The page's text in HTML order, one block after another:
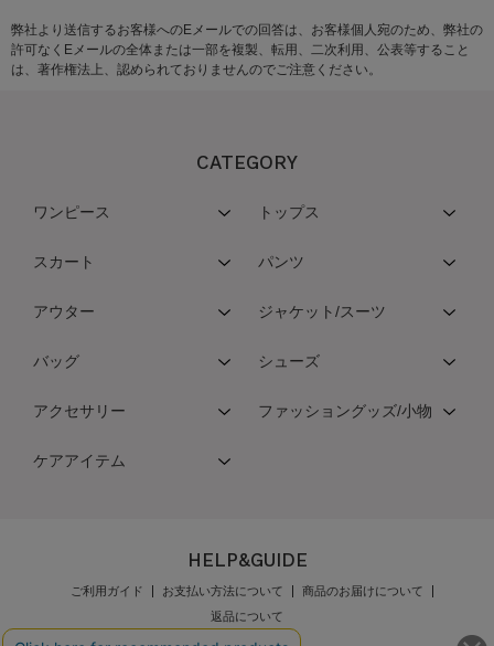
弊社より送信するお客様へのEメールでの回答は、お客様個人宛のため、弊社の
許可なくEメールの全体または一部を複製、転用、二次利用、公表等すること
は、著作権法上、認められておりませんのでご注意ください。
CATEGORY
ワンピース トップス
スカート パンツ
アウター ジャケット/スーツ
バッグ シューズ
アクセサリー ファッショングッズ/小物
ケアアイテム
HELP&GUIDE
ご利用ガイド お支払い方法について
商品のお届けについて
返品について